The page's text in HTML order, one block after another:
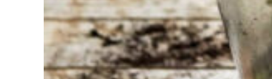
staan we altijd
klaar om een
Schroom je